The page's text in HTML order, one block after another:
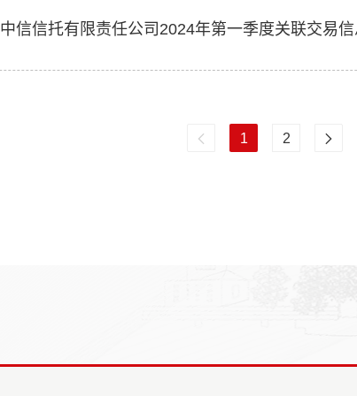
中信信托有限责任公司2024年第一季度关联交易
1 2